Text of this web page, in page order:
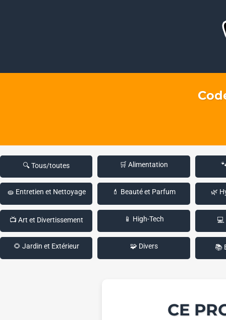
🔍 Tous/toutes 🛒 Alimentation
🧽 Entretien et Nettoyage 💄 Beauté et Parfum 🌿
📺 Art et Divertissement 📱 High-Tech 💻
🌻 Jardin et Extérieur 🧩 Divers 📚
CE